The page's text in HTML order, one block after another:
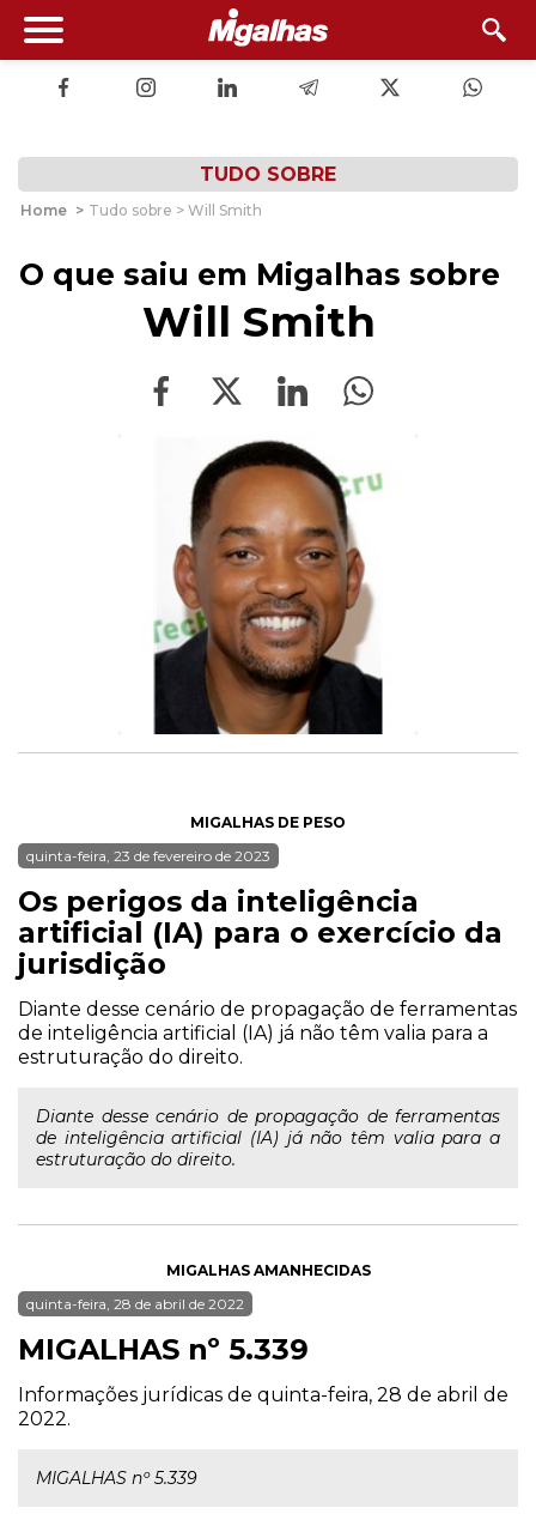
TUDO SOBRE
Home > Tudo sobre > Will Smith
O que saiu em Migalhas sobre
Will Smith
MIGALHAS DE PESO
quinta-feira, 23 de fevereiro de 2023
Os perigos da inteligência
artificial (IA) para o exercício da
jurisdição
Diante desse cenário de propagação de ferramentas
de inteligência artificial (IA) já não têm valia para a
estruturação do direito.
Diante desse cenário de propagação de ferramentas
de inteligência artificial (IA) já não têm valia para a
estruturação do direito.
MIGALHAS AMANHECIDAS
quinta-feira, 28 de abril de 2022
MIGALHAS nº 5.339
Informações jurídicas de quinta-feira, 28 de abril de
2022.
MIGALHAS nº 5.339